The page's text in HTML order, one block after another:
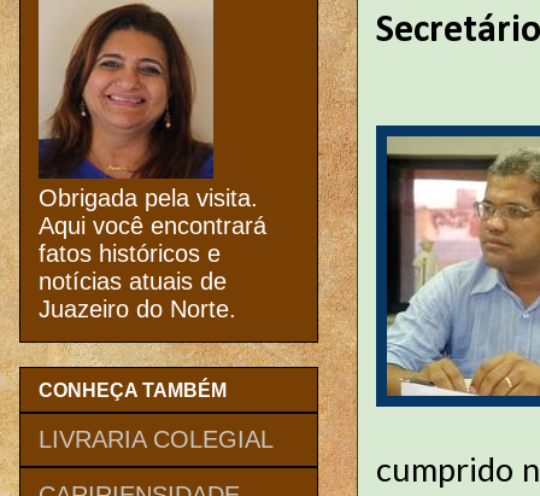
cumprido
Obrigada pela visita.
Aqui você encontrará
fatos históricos e
notícias atuais de
Juazeiro do Norte.
CONHEÇA TAMBÉM
LIVRARIA COLEGIAL